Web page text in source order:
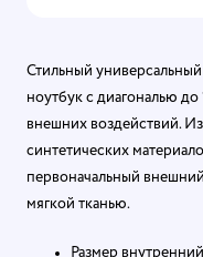
Стильный
ноутбук с диагональю
внешних воздействий.
синтетических
первоначальный
мягкой тканью.
Размер